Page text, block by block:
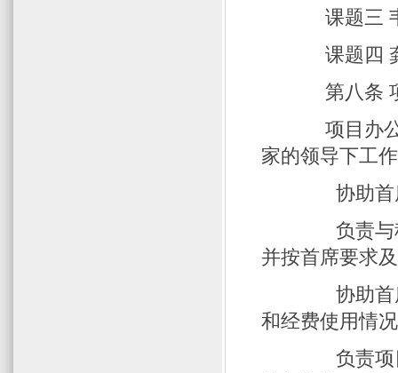
课题三
课题四 龚
第八条
项目办公
家的领导下工
协助首席
负责与科
并按首席要求
协助首席
和经费使用情
负责项目